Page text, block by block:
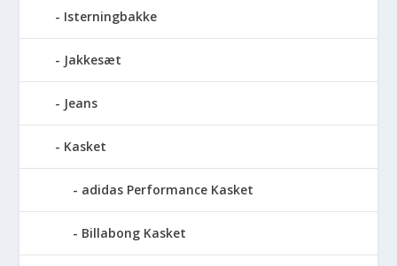
Isterningbakke
Jakkesæt
Jeans
Kasket
adidas Performance Kasket
Billabong Kasket